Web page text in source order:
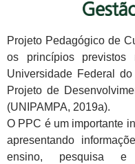
Projeto Pedagógico de
os princípios previstos
Universidade Federal
Projeto de
(UNIPAMPA, 2019a).
O PPC é um importante
apresentando
ensino, pesquisa e